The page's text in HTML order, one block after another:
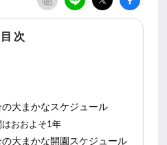
目 次
大まかなスケジュール
おおよそ1年
大まかな開園スケジュール